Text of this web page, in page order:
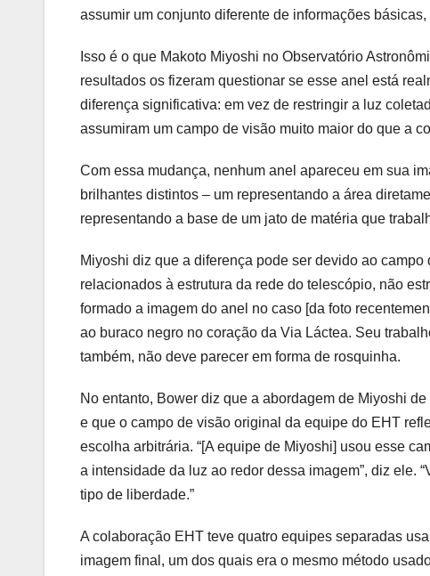
assumir um conjunto diferente de informações
Isso é o que Makoto Miyoshi no Observatório
resultados os fizeram questionar se esse anel está
diferença significativa: em vez de restringir a luz
assumiram um campo de visão muito maior do que a
Com essa mudança, nenhum anel apareceu em sua
brilhantes distintos – um representando a área
representando a base de um jato de matéria que
Miyoshi diz que a diferença pode ser devido ao
relacionados à estrutura da rede do telescópio, não
formado a imagem do anel no caso [da foto
ao buraco negro no coração da Via Láctea. Seu
também, não deve parecer em forma de rosquinha.
No entanto, Bower diz que a abordagem de Miyoshi
e que o campo de visão original da equipe do EHT
escolha arbitrária. “[A equipe de Miyoshi] usou esse
a intensidade da luz ao redor dessa imagem”, diz ele.
tipo de liberdade.”
A colaboração EHT teve quatro equipes separadas
imagem final, um dos quais era o mesmo método